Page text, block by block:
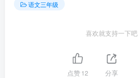
语文三年级
喜欢就支持一下吧
点赞12 分享